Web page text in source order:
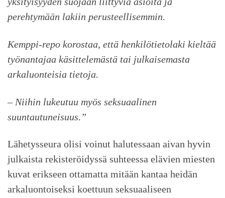
perehtymään lakiin perusteellisemmin.
Kemppi-repo korostaa, että henkilötietolaki kieltää
työnantajaa käsittelemästä tai julkaisemasta
arkaluonteisia tietoja.
– Niihin lukeutuu myös seksuaalinen
suuntautuneisuus.”
Lähetysseura olisi voinut halutessaan aivan hyvin
julkaista rekisteröidyssä suhteessa elävien miesten
kuvat erikseen ottamatta mitään kantaa heidän
arkaluontoiseksi koettuun seksuaaliseen